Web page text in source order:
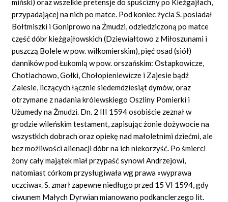
miński) oraz wszelkie pretensje do spuścizny po Kieżgajłach,
przypadającej na nich po matce. Pod koniec życia S. posiadał
Bołtmiszki i Goniprowo na Żmudzi, odziedziczoną po matce
część dóbr kieżgajłowskich (Dziewiałtowo z Miłoszunami i
puszczą Bolele w pow. wiłkomierskim), pięć osad (siół)
danników pod Łukomlą w pow. orszańskim: Ostapkowicze,
Chotiachowo, Gołki, Chołopieniewicze i Zajesie bądź
Zalesie, liczących łącznie siedemdziesiąt dymów, oraz
otrzymane z nadania królewskiego Oszliny Pomierki i
Użumedy na Żmudzi. Dn. 2 III 1594 osobiście zeznał w
grodzie wileńskim testament, zapisując żonie dożywocie na
wszystkich dobrach oraz opiekę nad małoletnimi dziećmi, ale
bez możliwości alienacji dóbr na ich niekorzyść. Po śmierci
żony cały majątek miał przypaść synowi Andrzejowi,
natomiast córkom przysługiwała wg prawa «wyprawa
uczciwa». S. zmarł zapewne niedługo przed 15 VI 1594, gdy
ciwunem Małych Dyrwian mianowano podkanclerzego lit.